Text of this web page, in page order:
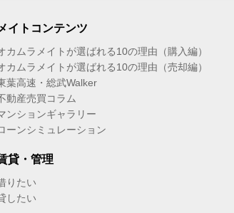
イトコンテンツ
カムラメイトが選ばれる10の理由（購入編）
カムラメイトが選ばれる10の理由（売却編）
葉高速・総武Walker
動産売買コラム
ンションギャラリー
ーンシミュレーション
貸・管理
りたい
したい